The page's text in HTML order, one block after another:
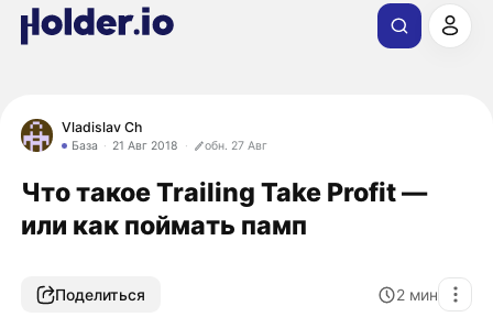
Vladislav Ch
База 21 Авг 2018 обн. 27 Авг
Что такое Trailing Take Profit —
или как поймать памп
Поделиться 2 мин